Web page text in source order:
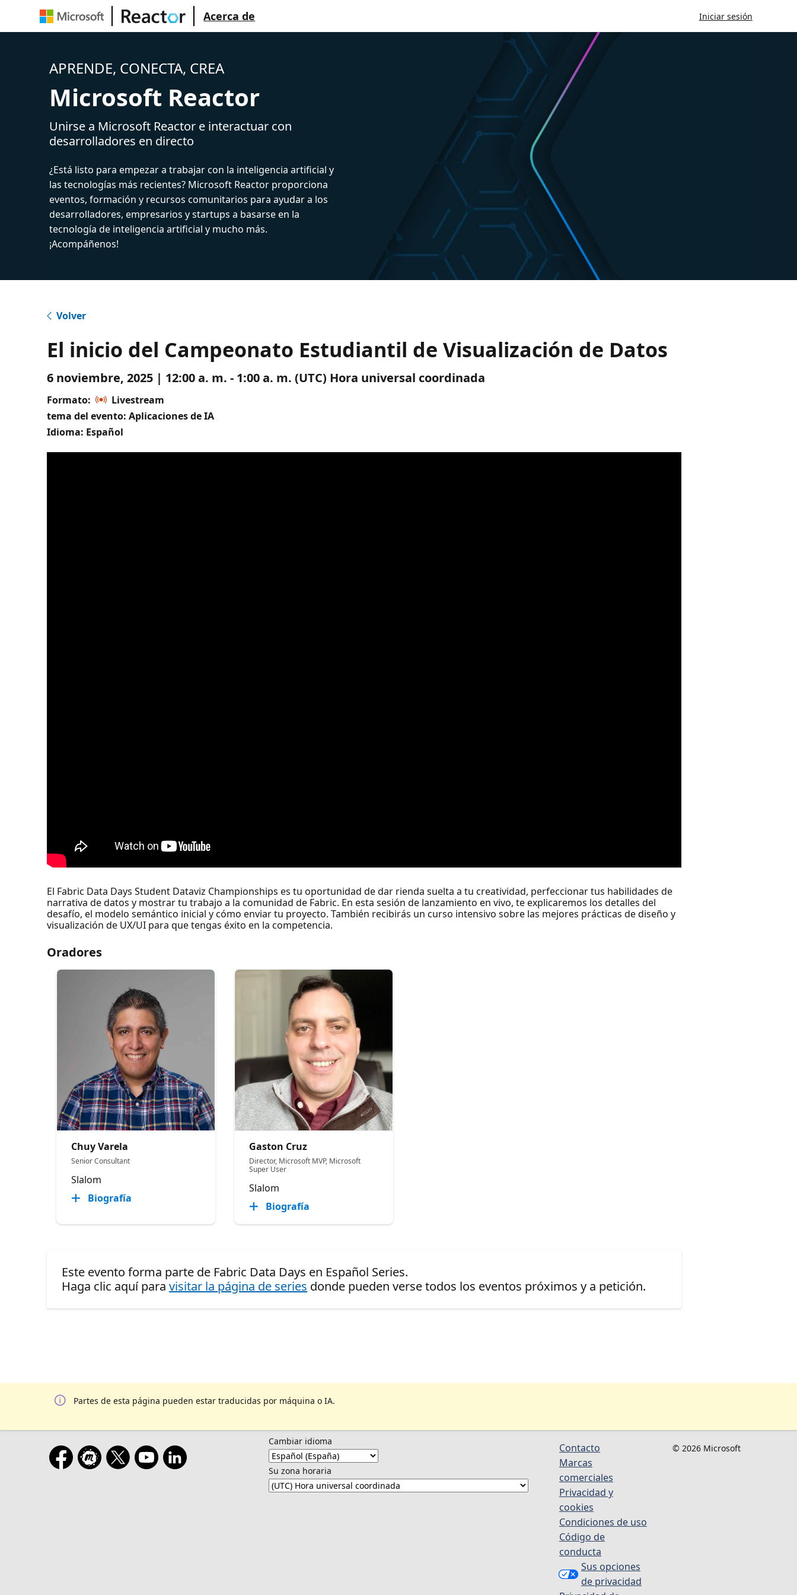
Acerca de Iniciar sesión
APRENDE, CONECTA, CREA
Microsoft Reactor
Unirse a Microsoft Reactor e interactuar con
desarrolladores en directo
¿Está listo para empezar a trabajar con la inteligencia artificial y
las tecnologías más recientes? Microsoft Reactor proporciona
eventos, formación y recursos comunitarios para ayudar a los
desarrolladores, empresarios y startups a basarse en la
tecnología de inteligencia artificial y mucho más.
¡Acompáñenos!
Volver
El inicio del Campeonato Estudiantil de Visualización de Datos
6 noviembre, 2025 | 12:00 a. m. - 1:00 a. m. (UTC) Hora universal coordinada
Formato:
Livestream
tema del evento: Aplicaciones de IA
Idioma: Español
El Fabric Data Days Student Dataviz Championships es tu oportunidad de dar rienda suelta a tu creatividad, perfeccionar tus habilidades de
narrativa de datos y mostrar tu trabajo a la comunidad de Fabric. En esta sesión de lanzamiento en vivo, te explicaremos los detalles del
desafío, el modelo semántico inicial y cómo enviar tu proyecto. También recibirás un curso intensivo sobre las mejores prácticas de diseño y
visualización de UX/UI para que tengas éxito en la competencia.
Oradores
Chuy Varela
Senior Consultant
Slalom
Biografía
Gaston Cruz
Director, Microsoft MVP, Microsoft
Super User
Slalom
Biografía
Este evento forma parte de Fabric Data Days en Español Series.
Haga clic aquí paravisitar la página de series donde pueden verse todos los eventos próximos y a petición.
Partes de esta página pueden estar traducidas por máquina o IA.
Cambiar idioma
Su zona horaria
Contacto
Marcas
comerciales
Privacidad y
cookies
Condiciones de uso
Código de
conducta
Sus opciones
de privacidad
© 2026 Microsoft